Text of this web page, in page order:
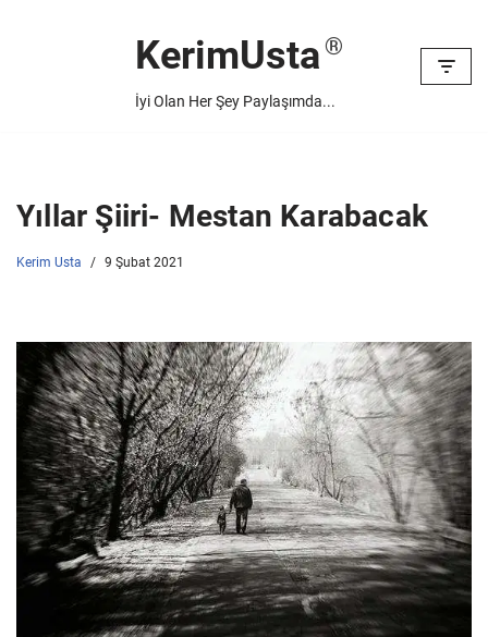
KerimUsta
İyi Olan Her Şey Paylaşımda...
Yıllar Şiiri- Mestan Karabacak
Kerim Usta 9 Şubat 2021